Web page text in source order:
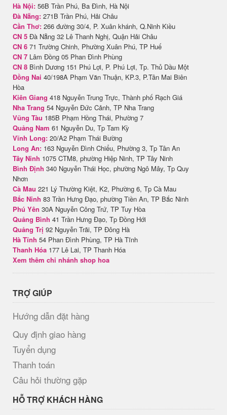
Hà Nội: 56B Trần Phú, Ba Đình, Hà Nội
Đà Nẵng: 271B Trần Phú, Hải Châu
Cần Thơ: 266 đường 30/4, P. Xuân khánh, Q.Ninh Kiều
CN 5 Đà Nẵng 32 Lê Thanh Nghị, Quận Hải Châu
CN 6 71 Trường Chinh, Phường Xuân Phú, TP Huế
CN 7 Lâm Đồng 05 Phan Đình Phùng
CN 8 Bình Dương 151 Phú Lợi, P. Phú Lợi, Tp. Thủ Dầu Một
Đồng Nai 40/198A Phạm Văn Thuận, KP.3, P.Tân Mai Biên
Hòa
Kiên Giang 418 Nguyễn Trung Trực, Thành phố Rạch Giá
Nha Trang 54 Nguyễn Đức Cảnh, TP Nha Trang
Vũng Tàu 185B Phạm Hồng Thái, Phường 7
Quảng Nam 61 Nguyễn Du, Tp Tam Kỳ
Vĩnh Long: 20/A2 Phạm Thái Bường
Long An: 163 Nguyễn Đình Chiểu, Phường 3, Tp Tân An
Tây Ninh 1075 CTM8, phường Hiệp Ninh, TP Tây Ninh
Bình Định 340 Nguyễn Thái Học, phường Ngô Mây, Tp Quy
Nhơn
Cà Mau 221 Lý Thường Kiệt, K2, Phường 6, Tp Cà Mau
Bắc Ninh 83 Trần Hưng Đạo, phường Tiền An, TP Bắc Ninh
Phú Yên 30A Nguyễn Công Trứ, TP Tuy Hòa
Quảng Bình 41 Trần Hưng Đạo, Tp Đồng Hới
Quảng Trị 92 Nguyễn Trãi, TP Đông Hà
Hà Tĩnh 54 Phan Đình Phùng, TP Hà Tĩnh
Thanh Hóa 177 Lê Lai, TP Thanh Hóa
Xem thêm chi nhánh shop hoa
TRỢ GIÚP
Hướng dẫn đặt hàng
Quy định giao hàng
Tuyển dụng
Thanh toán
Câu hỏi thường gặp
HỖ TRỢ KHÁCH HÀNG